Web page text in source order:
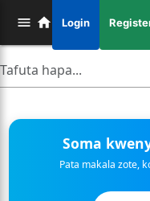
Login
Soma
Pata makala zote,